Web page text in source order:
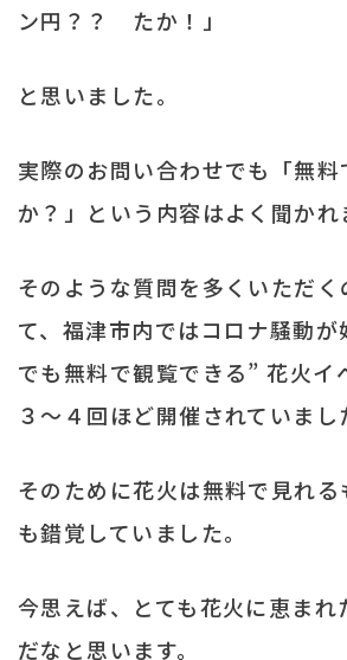
ン円？？ たか！」
と思いました。
実際のお問い合わせでも「無
か？」という内容はよく聞かれ
そのような質問を多くいただく
て、福津市内ではコロナ騒動が
でも無料で観覧できる” 花火イ
３〜４回ほど開催されていまし
そのために花火は無料で見れ
も錯覚していました。
今思えば、とても花火に恵まれ
だなと思います。